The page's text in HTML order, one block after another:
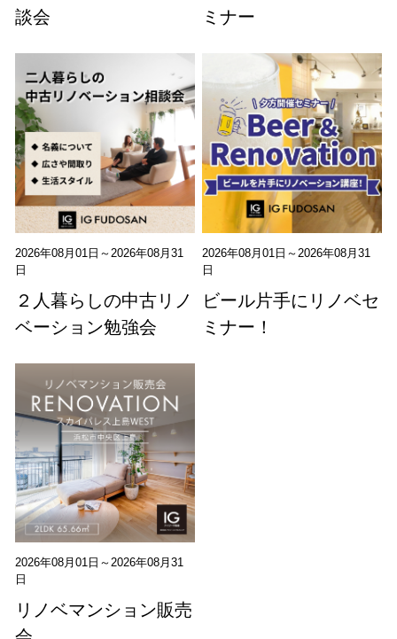
談会
ミナー
2026年08月01日～2026年08月31
日
２人暮らしの中古リノ
ベーション勉強会
2026年08月01日～2026年08月31
日
ビール片手にリノベセ
ミナー！
2026年08月01日～2026年08月31
日
リノベマンション販売